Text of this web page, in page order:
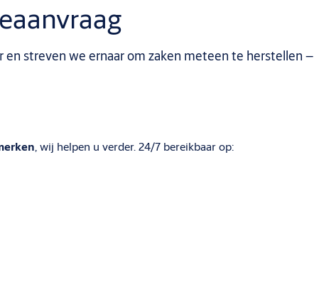
en streven we ernaar om zaken meteen te herstellen –
, wij helpen u verder. 24/7 bereikbaar op: